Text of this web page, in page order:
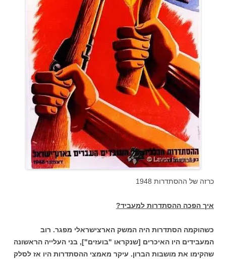
כרזה של ההסתדרות 1948
איך הפכה ההסתדרות למעביד?
כשהוקמה הסתדרות היה המשק הארצישראלי מפגר. רוב
המעבידים היו האיכרים [שנקראו "בועזים"], בני העלייה הראשונה
שהקימו את מושבות הברון. עיקר מאמצי ההסתדרות היו אז לסלק